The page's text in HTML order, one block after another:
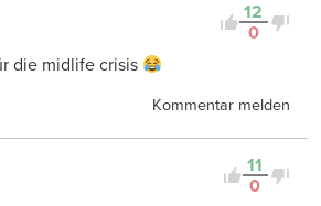
12
0
die midlife crisis
Kommentar melden
11
0